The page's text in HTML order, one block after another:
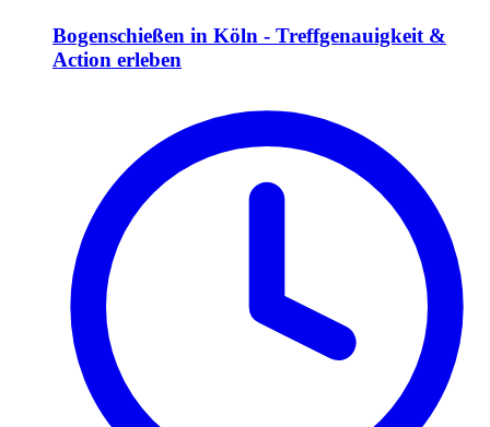
Bogenschießen in Köln - Treffgenauigkeit &
Action erleben